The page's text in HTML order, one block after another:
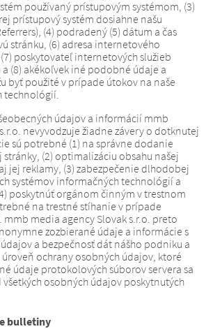
používaný prístupovým systémom, (3)
prístupový systém dosiahne našu
(4) podradený (5) dátum a čas
stránku, (6) adresa internetového
poskytovateľ internetových služieb
(8) akékoľvek iné podobné údaje a
byť použité v prípade útokov na naše
technológií.
údajov a informácií mmb
nevyvodzuje žiadne závery o dotknutej
sú potrebné (1) na správne dodanie
(2) optimalizáciu obsahu našej
jej reklamy, (3) zabezpečenie dlhodobej
systémov informačných technológií a
poskytnúť orgánom činným v trestnom
na trestné stíhanie v prípade
mmb media agency Slovak s.r.o. preto
zozbierané údaje a informácie s
a bezpečnosť dát nášho podniku a
ochrany osobných údajov, ktoré
údaje protokolových súborov servera sa
osobných údajov poskytnutých
bulletiny